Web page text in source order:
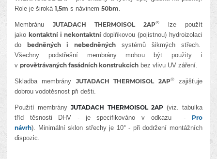
Role je široká 1,5m s návinem 50bm.
Membránu JUTADACH THERMOISOL 2AP®
lze použít
jako kontaktní i nekontaktní doplňkovou (pojistnou) hydroizolaci
do
bedněných i nebedněnýchsystémů šikmých střech.
Všechny podstřešní membrány mohou být použity i
v provětrávaných fasádních konstrukcích bez vlivu UV záření.
Skladba membrány JUTADACH THERMOISOL 2AP®zajišťuje
dobrou vodotěsnost při dešti.
Použití membrányJUTADACH THERMOISOL 2AP (viz. tabulka
tříd těsnosti DHV - je specifikováno v odkazu - Pro
návrh). Minimální sklon střechy je 10°- při dodržení montážních
dispozic.